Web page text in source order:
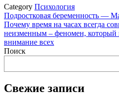
Category Психология
Навигация
по
записям
Подростковая беременность —
Почему время на часах всегда
неизменным – феномен, который
внимание всех
Поиск
Свежие записи